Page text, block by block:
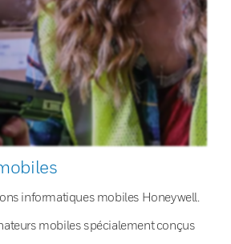
informatiques mobiles Honeywell.
mobiles spécialement conçus